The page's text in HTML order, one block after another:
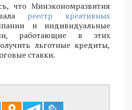
что Минэкономразвития
реестр креативных
и индивидуальные
работающие в этих
льготные кредиты,
ставки.